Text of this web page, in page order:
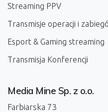
Streaming PPV
Transmisje operacji i
Esport & Gaming streaming
Transmisja Konferencji
Media Mine Sp. z o.o.
Farbiarska 73